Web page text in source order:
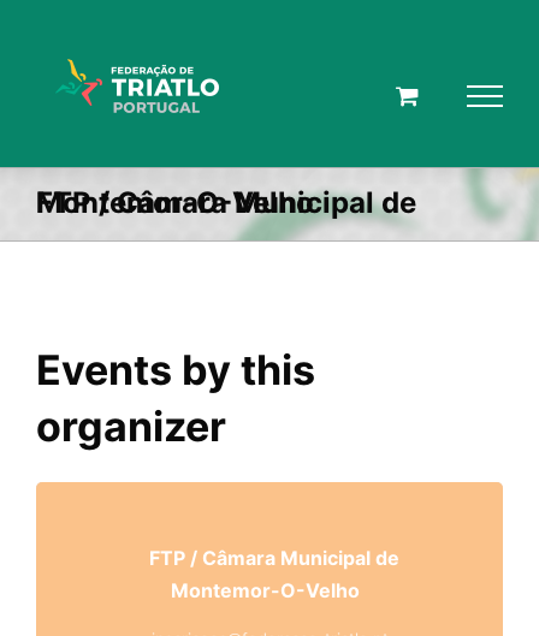
FTP / Câmara Municipal de Montemor-O-Velho
Events by this
organizer
FTP / Câmara Municipal de
Montemor-O-Velho